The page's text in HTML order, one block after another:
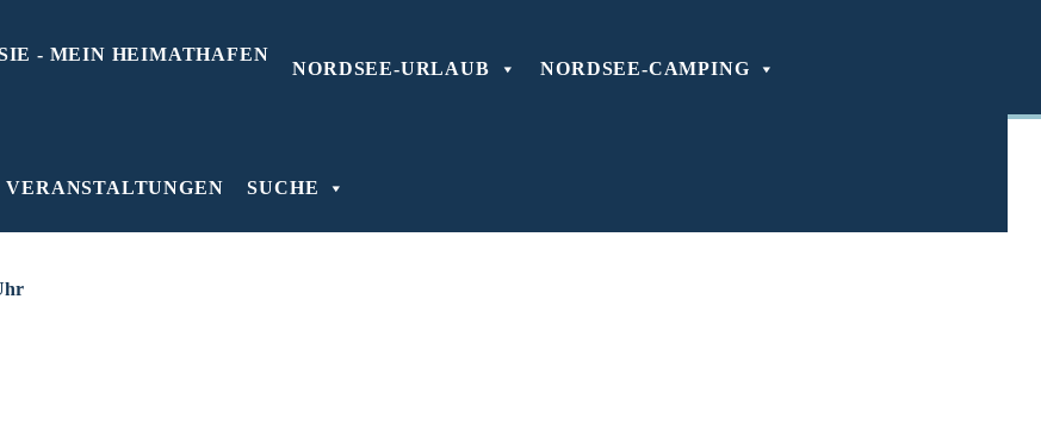
NORDSEE-URLAUB NORDSEE-CAMPING
VERANSTALTUNGEN SUCHE